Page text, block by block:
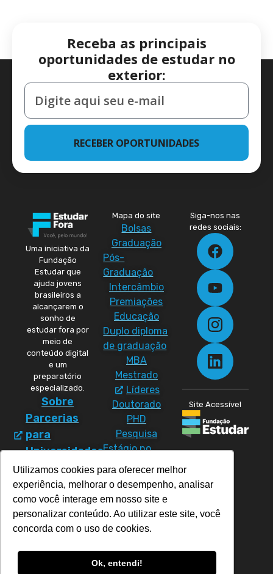
Utilizamos cookies para oferecer melhor
experiência, melhorar o desempenho, analisar
como você interage em nosso site e
personalizar conteúdo. Ao utilizar este site, você
concorda com o uso de cookies.
Ok, entendi!
Receba as principais
oportunidades de estudar no
exterior:
RECEBER OPORTUNIDADES
Uma iniciativa da
Fundação
Estudar que
ajuda jovens
brasileiros a
alcançarem o
sonho de
estudar fora por
meio de
conteúdo digital
e um
preparatório
especializado.
Sobre
Parcerias
para
Universidades
Política
de
Direitos
Política de
Privacidade
Mapa do site
Bolsas
Graduação
Pós-
Graduação
Intercâmbio
Premiações
Educação
Duplo diploma
de graduação
MBA
Mestrado
Líderes
Doutorado
PHD
Pesquisa
Estágio no
exterior
Materiais
Cursos
CC50
Prep
Prep Pós-
graduação
Siga-nos nas
redes sociais:
Site Acessível